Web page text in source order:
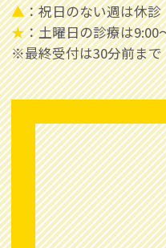
▲：祝日のない週は休診
★：土曜日の診療は9:00
※最終受付は30分前ま